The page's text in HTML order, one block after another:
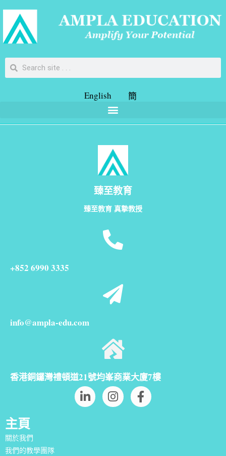
English 簡
臻至教育
臻至教育 真摯教授
+852 6990 3335
info@ampla-edu.com
香港銅鑼灣禮頓道21號均峯商業大廈7樓
主頁
關於我們
我們的教學團隊